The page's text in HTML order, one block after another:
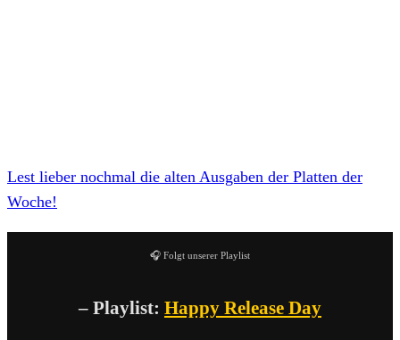
Lest lieber nochmal die alten Ausgaben der Platten der
Woche!
🎧 Folgt unserer Playlist
– Playlist: Happy Release Day